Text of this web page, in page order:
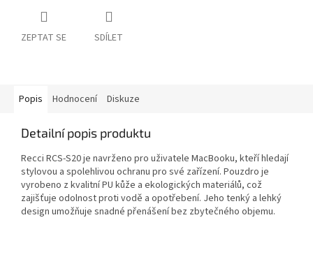
ZEPTAT SE SDÍLET
Popis Hodnocení Diskuze
Detailní popis produktu
Recci RCS-S20 je navrženo pro uživatele MacBooku, kteří hledají
stylovou a spolehlivou ochranu pro své zařízení. Pouzdro je
vyrobeno z kvalitní PU kůže a ekologických materiálů, což
zajišťuje odolnost proti vodě a opotřebení. Jeho tenký a lehký
design umožňuje snadné přenášení bez zbytečného objemu.